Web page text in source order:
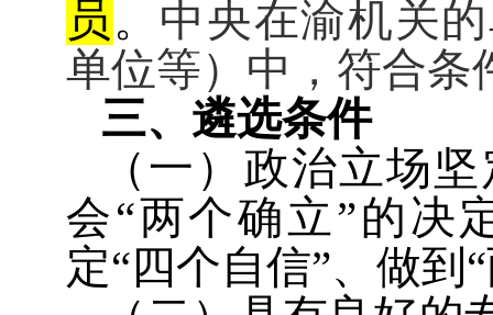
员 。 中央在渝机关
单位等）中，符合条
三、遴选条件
（一）政治立场
会“两个确立”的决
定“四个自信”、做到